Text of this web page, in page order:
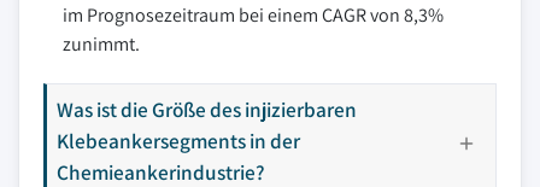
im Prognosezeitraum bei einem CAGR von 8,3%
zunimmt.
Was ist die Größe des injizierbaren
Klebeankersegments in der
Chemieankerindustrie?